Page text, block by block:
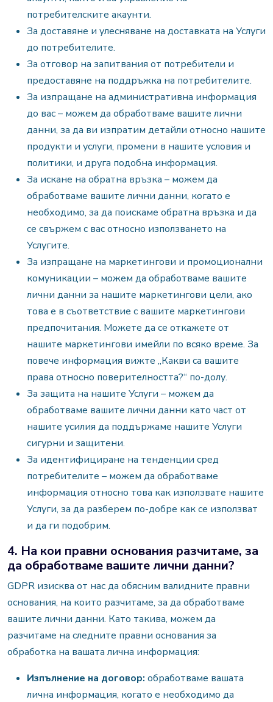
потребителските акаунти.
За доставяне и улесняване на доставката на Услуги
до потребителите.
За отговор на запитвания от потребители и
предоставяне на поддръжка на потребителите.
За изпращане на административна информация
до вас – можем да обработваме вашите лични
данни, за да ви изпратим детайли относно нашите
продукти и услуги, промени в нашите условия и
политики, и друга подобна информация.
За искане на обратна връзка – можем да
обработваме вашите лични данни, когато е
необходимо, за да поискаме обратна връзка и да
се свържем с вас относно използването на
Услугите.
За изпращане на маркетингови и промоционални
комуникации – можем да обработваме вашите
лични данни за нашите маркетингови цели, ако
това е в съответствие с вашите маркетингови
предпочитания. Можете да се откажете от
нашите маркетингови имейли по всяко време. За
повече информация вижте „Какви са вашите
права относно поверителността?“ по-долу.
За защита на нашите Услуги – можем да
обработваме вашите лични данни като част от
нашите усилия да поддържаме нашите Услуги
сигурни и защитени.
За идентифициране на тенденции сред
потребителите – можем да обработваме
информация относно това как използвате нашите
Услуги, за да разберем по-добре как се използват
и да ги подобрим.
4. На кои правни основания разчитаме, за
да обработваме вашите лични данни?
GDPR изисква от нас да обясним валидните правни
основания, на които разчитаме, за да обработваме
вашите лични данни. Като такива, можем да
разчитаме на следните правни основания за
обработка на вашата лична информация:
Изпълнение на договор: обработваме вашата
лична информация, когато е необходимо да